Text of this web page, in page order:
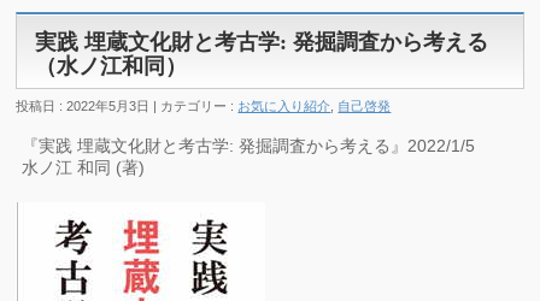
実践 埋蔵文化財と考古学: 発掘調査から考える
（水ノ江和同）
投稿日 : 2022年5月3日 | カテゴリー : お気に入り紹介 自己啓発
『実践 埋蔵文化財と考古学: 発掘調査から考える』2022/1/5
水ノ江 和同 (著)